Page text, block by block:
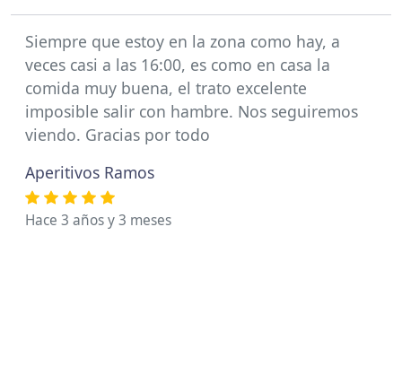
Siempre que estoy en la zona como hay, a
veces casi a las 16:00, es como en casa la
comida muy buena, el trato excelente
imposible salir con hambre. Nos seguiremos
viendo. Gracias por todo
Aperitivos Ramos
Hace 3 años y 3 meses